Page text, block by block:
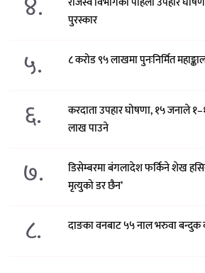
पुरस्कार
५. ८ करोड ९५ लाखमा पुनःनिर्मित
६.
करदाता उपहार घोषणा, १५ जनाले
लाख पाउने
७.
डिसेम्बरमा बंगलादेश फर्किने शेख
मृत्युको डर छैन’
८. दाङका वनबाट ५५ नाल भरुवा बन्दुक